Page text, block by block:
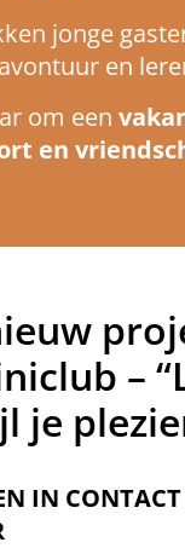
jonge
en
om een
en
–
je
IN